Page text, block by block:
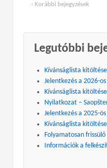
‹ Korábbi bejegyzések
Legutóbbi
Kívánságlista kitöltése
Jelentkezés a 2026-
Kívánságlista
Nyilatkozat –
Jelentkezés a 2025-
Kívánságlista
Folyamatosan
Információk a